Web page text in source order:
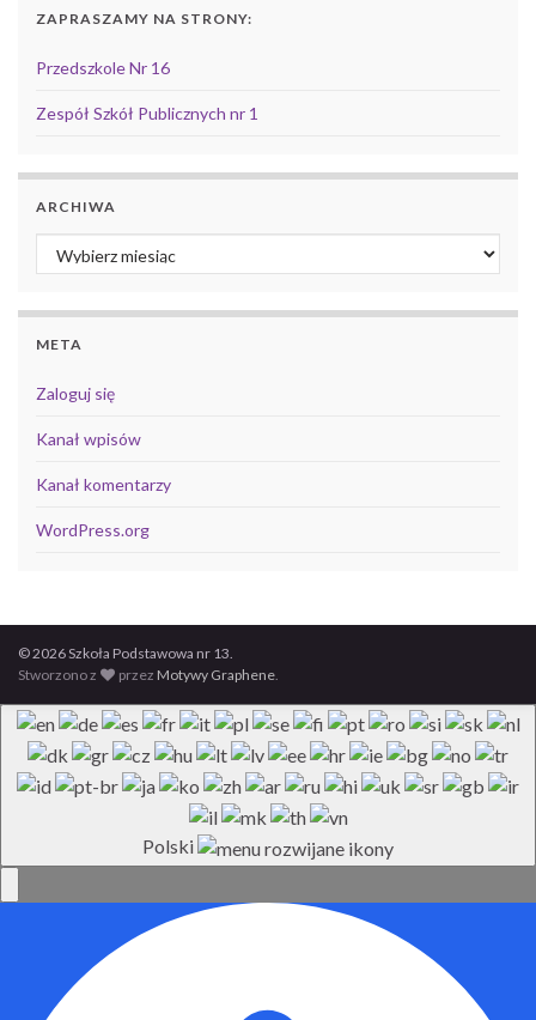
ZAPRASZAMY NA STRONY:
Przedszkole Nr 16
Zespół Szkół Publicznych nr 1
ARCHIWA
Archiwa
META
Zaloguj się
Kanał wpisów
Kanał komentarzy
WordPress.org
© 2026 Szkoła Podstawowa nr 13.
Stworzono z
przez Motywy Graphene
Polski